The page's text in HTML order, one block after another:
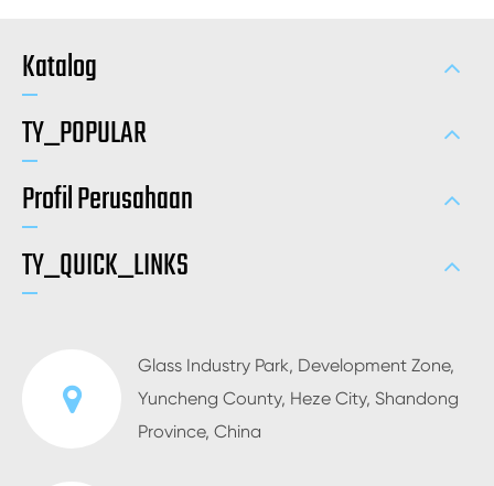
Katalog
TY_POPULAR
Profil Perusahaan
TY_QUICK_LINKS
Glass Industry Park, Development Zone,
Yuncheng County, Heze City, Shandong
Province, China